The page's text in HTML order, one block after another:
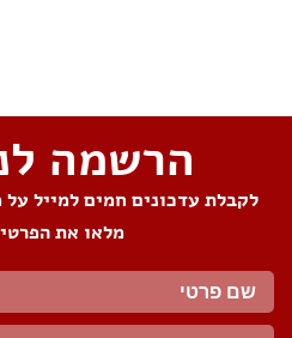
הרשמה
לקבלת עדכונים חמים למייל
מלאו את